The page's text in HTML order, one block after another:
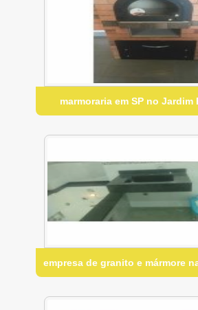
marmoraria em SP no Jardim
empresa de granito e mármore